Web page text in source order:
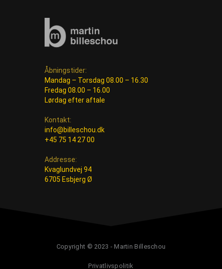
Åbningstider:
Mandag – Torsdag 08.00 – 16.30
Fredag 08.00 – 16.00
Lørdag efter aftale
Kontakt:
info@billeschou.dk
+45 75 14 27 00
Addresse:
Kvaglundvej 94
6705 Esbjerg Ø
Copyright © 2023 - Martin Billeschou
Privatlivspolitik